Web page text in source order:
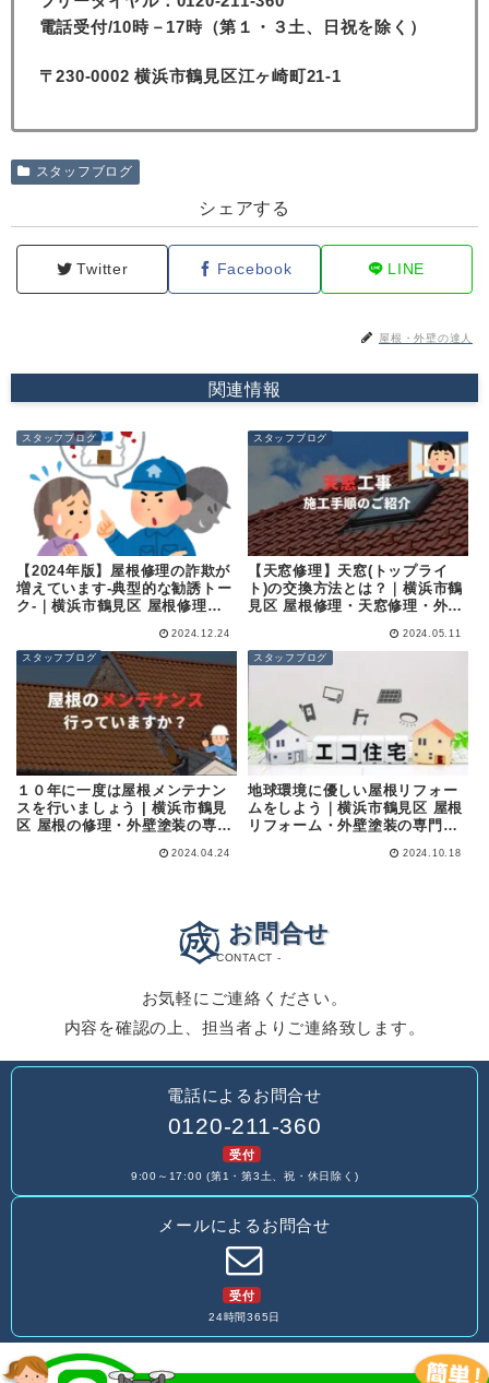
電話受付/10時－17時（第１・３土、日祝を除く）
〒230-0002 横浜市鶴見区江ヶ崎町21-1
スタッフブログ
シェアする
Twitter Facebook LINE
屋根・外壁の達人
関連情報
スタッフブログ
【2024年版】屋根修理の詐欺が
増えています-典型的な勧誘トー
ク-｜横浜市鶴見区 屋根修理・
2024.12.24
スタッフブログ
【天窓修理】天窓(トップライ
ト)の交換方法とは？｜横浜市鶴
見区 屋根修理・天窓修理・外壁
2024.05.11
スタッフブログ
１０年に一度は屋根メンテナン
スを行いましょう | 横浜市鶴見
区 屋根の修理・外壁塗装の専門
2024.04.24
スタッフブログ
地球環境に優しい屋根リフォー
ムをしよう｜横浜市鶴見区 屋根
リフォーム・外壁塗装の専門店
2024.10.18
お問合せ
- CONTACT -
お気軽にご連絡ください。
内容を確認の上、担当者よりご連絡致します。
電話によるお問合せ
0120-211-360
受付
9:00～17:00 (第1・第3土、祝・休日除く)
メールによるお問合せ
受付
24時間365日